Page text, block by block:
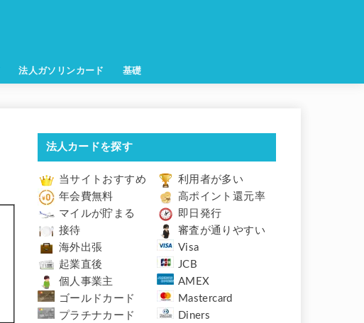
法人ガソリンカード 基礎
法人カードを探す
当サイトおすすめ
利用者が多い
年会費無料
高ポイント還元率
マイルが貯まる
即日発行
接待
審査が通りやすい
海外出張
Visa
起業直後
JCB
個人事業主
AMEX
ゴールドカード
Mastercard
プラチナカード
Diners